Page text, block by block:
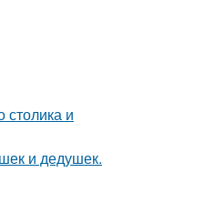
столика и
и дедушек.